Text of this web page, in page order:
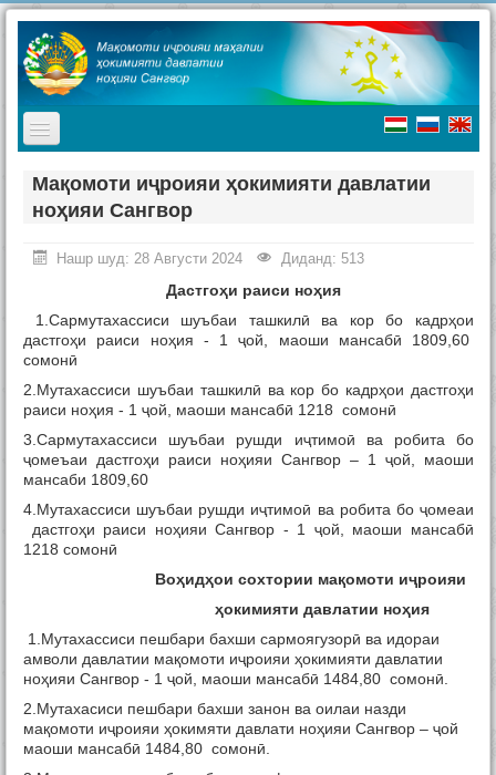
TPL_PROTOSTAR_TOGGLE_MENU
Мақомоти иҷроия
Таърих
Ҷашнҳо дар ноҳия
Ташриф ба ноҳия
Хабарҳо
Наворҳо
Мақомоти иҷроияи ҳокимияти давлатии
ноҳияи Сангвор
Нашр шуд: 28 Августи 2024 Диданд: 513
Дастгоҳи раиси ноҳия
1.Сармутахассиси шуъбаи ташкилӣ ва кор бо кадрҳои
дастгоҳи раиси ноҳия - 1 ҷой, маоши мансабӣ 1809,60
сомонӣ
2.Мутахассиси шуъбаи ташкилӣ ва кор бо кадрҳои дастгоҳи
раиси ноҳия - 1 ҷой, маоши мансабӣ 1218 сомонӣ
3.Сармутахассиси шуъбаи рушди иҷтимоӣ ва робита бо
ҷомеъаи дастгоҳи раиси ноҳияи Сангвор – 1 ҷой, маоши
мансаби 1809,60
4.Мутахассиси шуъбаи рушди иҷтимоӣ ва робита бо ҷомеаи
дастгоҳи раиси ноҳияи Сангвор - 1 ҷой, маоши мансабӣ
1218 сомонӣ
Воҳидҳои сохтории мақомоти иҷроияи
ҳокимияти давлатии ноҳия
1.Мутахассиси пешбари бахши сармоягузорӣ ва идораи
амволи давлатии мақомоти иҷроияи ҳокимияти давлатии
ноҳияи Сангвор - 1 ҷой, маоши мансабӣ 1484,80 сомонӣ.
2.Мутахасиси пешбари бахши занон ва оилаи назди
мақомоти иҷроияи ҳокимяти давлати ноҳияи Сангвор – ҷой
маоши мансабӣ 1484,80 сомонӣ.